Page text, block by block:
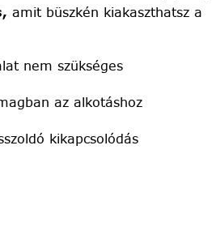
amit büszkén kiakaszthatsz a
nem szükséges
az alkotáshoz
kikapcsolódás